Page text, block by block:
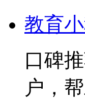
教育
口碑
户，